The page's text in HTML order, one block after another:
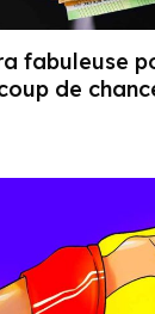
fabuleuse
de